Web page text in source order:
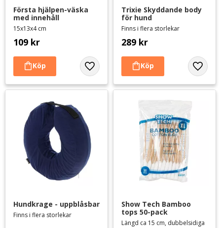
Första hjälpen-väska
med innehåll
15x13x4 cm
109 kr
Lägg till i favoriter
Trixie Skyddande body
för hund
Finns i flera storlekar
289 kr
Lägg
Hundkrage - uppblåsbar
Finns i flera storlekar
Show Tech Bamboo
tops 50-pack
Längd ca 15 cm, dubbelsidiga